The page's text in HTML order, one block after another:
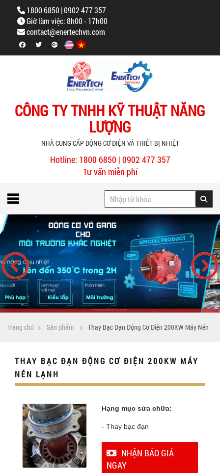
1800 6850 | 0902 477 357
Giờ làm việc: 8h00 - 17h00
contact@enertechvn.com
CÔNG TY TNHH KỸ THUẬT NĂNG
LƯỢNG
NHÀ CUNG CẤP ĐỘNG CƠ ĐIỆN VÀ THIẾT BỊ NHIỆT
Hotline: 1800 6850 | 0902 477 357
Tư vấn miễn phí
Trang chủ Sản phẩm Thay Bạc Đạn Động Cơ Điện 200KW Máy Nén
Lạnh
THAY BẠC ĐẠN ĐỘNG CƠ ĐIỆN 200KW MÁY
NÉN LẠNH
Hạng mục sửa chữa:
- Thay bạc đạn
NHẬN BÁO GIÁ
NGAY